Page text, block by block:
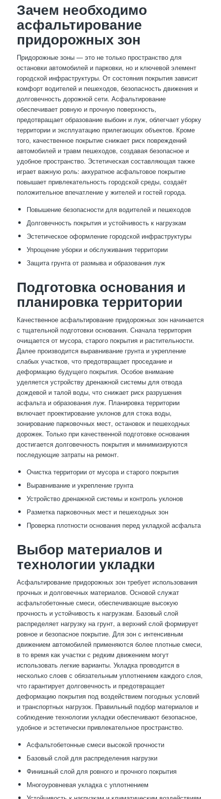
Зачем необходимо
асфальтирование
придорожных зон
Придорожные зоны — это не только пространство для
остановки автомобилей и парковки, но и ключевой элемент
городской инфраструктуры. От состояния покрытия зависит
комфорт водителей и пешеходов, безопасность движения и
долговечность дорожной сети. Асфальтирование
обеспечивает ровную и прочную поверхность,
предотвращает образование выбоин и луж, облегчает уборку
территории и эксплуатацию прилегающих объектов. Кроме
того, качественное покрытие снижает риск повреждений
автомобилей и травм пешеходов, создавая безопасное и
удобное пространство. Эстетическая составляющая также
играет важную роль: аккуратное асфальтовое покрытие
повышает привлекательность городской среды, создаёт
положительное впечатление у жителей и гостей города.
Повышение безопасности для водителей и пешеходов
Долговечность покрытия и устойчивость к нагрузкам
Эстетическое оформление городской инфраструктуры
Упрощение уборки и обслуживания территории
Защита грунта от размыва и образования луж
Подготовка основания и
планировка территории
Качественное асфальтирование придорожных зон начинается
с тщательной подготовки основания. Сначала территория
очищается от мусора, старого покрытия и растительности.
Далее производится выравнивание грунта и укрепление
слабых участков, что предотвращает проседание и
деформацию будущего покрытия. Особое внимание
уделяется устройству дренажной системы для отвода
дождевой и талой воды, что снижает риск разрушения
асфальта и образования луж. Планировка территории
включает проектирование уклонов для стока воды,
зонирование парковочных мест, остановок и пешеходных
дорожек. Только при качественной подготовке основания
достигается долговечность покрытия и минимизируются
последующие затраты на ремонт.
Очистка территории от мусора и старого покрытия
Выравнивание и укрепление грунта
Устройство дренажной системы и контроль уклонов
Разметка парковочных мест и пешеходных зон
Проверка плотности основания перед укладкой асфальта
Выбор материалов и
технологии укладки
Асфальтирование придорожных зон требует использования
прочных и долговечных материалов. Основой служат
асфальтобетонные смеси, обеспечивающие высокую
прочность и устойчивость к нагрузкам. Базовый слой
распределяет нагрузку на грунт, а верхний слой формирует
ровное и безопасное покрытие. Для зон с интенсивным
движением автомобилей применяются более плотные смеси,
в то время как участки с редким движением могут
использовать легкие варианты. Укладка проводится в
несколько слоев с обязательным уплотнением каждого слоя,
что гарантирует долговечность и предотвращает
деформацию покрытия под воздействием погодных условий
и транспортных нагрузок. Правильный подбор материалов и
соблюдение технологии укладки обеспечивают безопасное,
удобное и эстетически привлекательное пространство.
Асфальтобетонные смеси высокой прочности
Базовый слой для распределения нагрузки
Финишный слой для ровного и прочного покрытия
Многоуровневая укладка с уплотнением